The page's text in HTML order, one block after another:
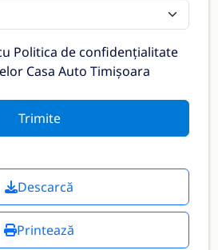
Politica de confidențialitate
Casa Auto Timișoara
Trimite
Descarcă
Printează